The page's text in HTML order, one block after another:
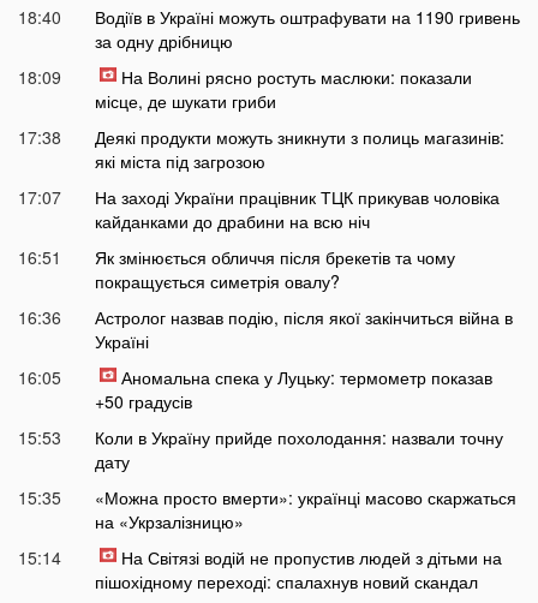
18:40
Водіїв в Україні можуть оштрафувати на 1190 гривень
за одну дрібницю
18:09
На Волині рясно ростуть маслюки: показали
місце, де шукати гриби
17:38
Деякі продукти можуть зникнути з полиць магазинів:
які міста під загрозою
17:07
На заході України працівник ТЦК прикував чоловіка
кайданками до драбини на всю ніч
16:51
Як змінюється обличчя після брекетів та чому
покращується симетрія овалу?
16:36
Астролог назвав подію, після якої закінчиться війна в
Україні
16:05
Аномальна спека у Луцьку: термометр показав
+50 градусів
15:53
Коли в Україну прийде похолодання: назвали точну
дату
15:35
«Можна просто вмерти»: українці масово скаржаться
на «Укрзалізницю»
15:14
На Світязі водій не пропустив людей з дітьми на
пішохідному переході: спалахнув новий скандал